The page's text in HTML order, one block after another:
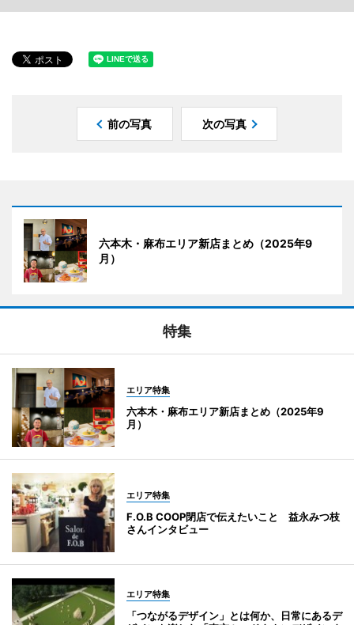
前の写真 次の写真
六本木・麻布エリア新店まとめ（2025年9
月）
特集
エリア特集
六本木・麻布エリア新店まとめ（2025年9
月）
エリア特集
F.O.B COOP閉店で伝えたいこと 益永みつ枝
さんインタビュー
エリア特集
「つながるデザイン」とは何か、日常にあるデ